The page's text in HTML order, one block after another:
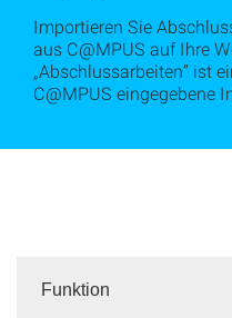
Importieren Sie
aus C@MPUS auf Ihre
„Abschlussarbeiten“ ist
C@MPUS eingegebene
Funktion